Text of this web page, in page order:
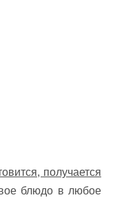
получается
блюдо в любое